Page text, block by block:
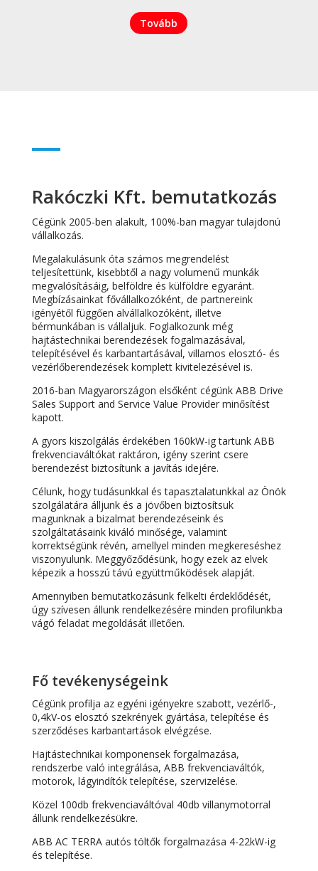
Tovább
Rakóczki Kft. bemutatkozás
Cégünk 2005-ben alakult, 100%-ban magyar tulajdonú
vállalkozás.
Megalakulásunk óta számos megrendelést
teljesítettünk, kisebbtől a nagy volumenű munkák
megvalósításáig, belföldre és külföldre egyaránt.
Megbízásainkat fővállalkozóként, de partnereink
igényétől függően alvállalkozóként, illetve
bérmunkában is vállaljuk. Foglalkozunk még
hajtástechnikai berendezések fogalmazásával,
telepítésével és karbantartásával, villamos elosztó- és
vezérlőberendezések komplett kivitelezésével is.
2016-ban Magyarországon elsőként cégünk ABB Drive
Sales Support and Service Value Provider minősítést
kapott.
A gyors kiszolgálás érdekében 160kW-ig tartunk ABB
frekvenciaváltókat raktáron, igény szerint csere
berendezést biztosítunk a javítás idejére.
Célunk, hogy tudásunkkal és tapasztalatunkkal az Önök
szolgálatára álljunk és a jövőben biztosítsuk
magunknak a bizalmat berendezéseink és
szolgáltatásaink kiváló minősége, valamint
korrektségünk révén, amellyel minden megkereséshez
viszonyulunk. Meggyőződésünk, hogy ezek az elvek
képezik a hosszú távú együttműködések alapját.
Amennyiben bemutatkozásunk felkelti érdeklődését,
úgy szívesen állunk rendelkezésére minden profilunkba
vágó feladat megoldását illetően.
Fő tevékenységeink
Cégünk profilja az egyéni igényekre szabott, vezérlő-,
0,4kV-os elosztó szekrények gyártása, telepítése és
szerződéses karbantartások elvégzése.
Hajtástechnikai komponensek forgalmazása,
rendszerbe való integrálása, ABB frekvenciaváltók,
motorok, lágyindítók telepítése, szervizelése.
Közel 100db frekvenciaváltóval 40db villanymotorral
állunk rendelkezésükre.
ABB AC TERRA autós töltők forgalmazása 4-22kW-ig
és telepítése.